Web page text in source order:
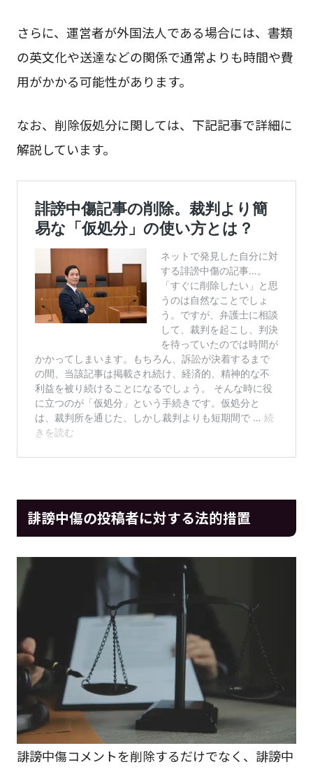
さらに、運営者が外国法人である場合には、書類
の英文化や送達などの関係で通常よりも時間や費
用がかかる可能性があります。
なお、削除仮処分に関しては、下記記事で詳細に
解説しています。
誹謗中傷の投稿者に対する法的措置
誹謗中傷コメントを削除するだけでなく、誹謗中